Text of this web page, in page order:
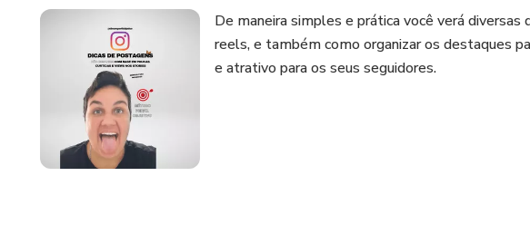
De maneira simples e prática você verá
reels, e também como organizar os destaques
e atrativo para os seus seguidores.